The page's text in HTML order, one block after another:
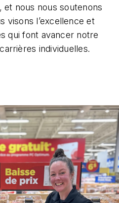
et nous nous soutenons
visons l’excellence et
qui font avancer notre
individuelles.